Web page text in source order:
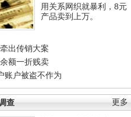
用关系网织就暴利，8元
产品卖到上万。
出传销大案
额一折贱卖
账户被盗不作为
更多
查